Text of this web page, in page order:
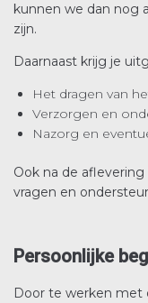
kunnen we dan nog
zijn.
Daarnaast krijg je
Het dragen van
Verzorgen en
Nazorg en
Ook na de
vragen en
Persoonlijke
Door te werken met